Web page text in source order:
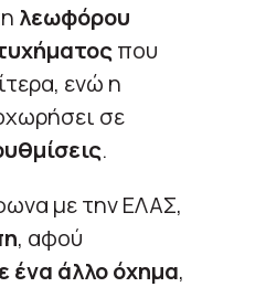
λεωφόρου
που
ενώ η
σε
.
με την ΕΛΑΣ,
, αφού
ένα άλλο όχημα,